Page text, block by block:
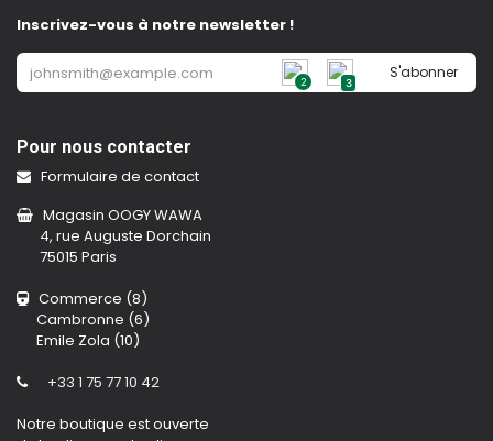
Inscrivez-vous à notre newsletter !
2 3
S'abonner
Pour nous contacter
Formulaire de contact
Magasin OOGY WAWA
4, rue Auguste Dorchain
75015 Paris
Commerce (8)
Cambronne (6)
Emile Zola (10)
+33 1 75 77 10 42
Notre boutique est ouverte